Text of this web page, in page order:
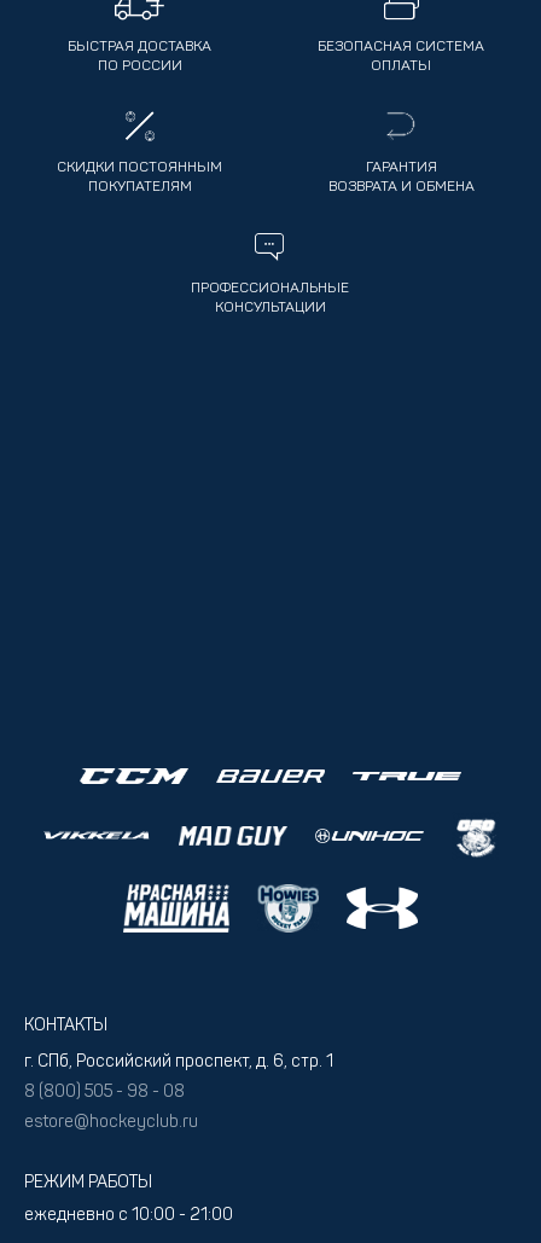
БЫСТРАЯ ДОСТАВКА
ПО РОССИИ
БЕЗОПАСНАЯ СИСТЕМА
ОПЛАТЫ
СКИДКИ ПОСТОЯННЫМ
ПОКУПАТЕЛЯМ
ГАРАНТИЯ
ВОЗВРАТА И ОБМЕНА
ПРОФЕССИОНАЛЬНЫЕ
КОНСУЛЬТАЦИИ
КОНТАКТЫ
г. СПб, Российский проспект, д. 6, стр. 1
8 (800) 505 - 98 - 08
estore@hockeyclub.ru
РЕЖИМ РАБОТЫ
ежедневно с 10:00 - 21:00